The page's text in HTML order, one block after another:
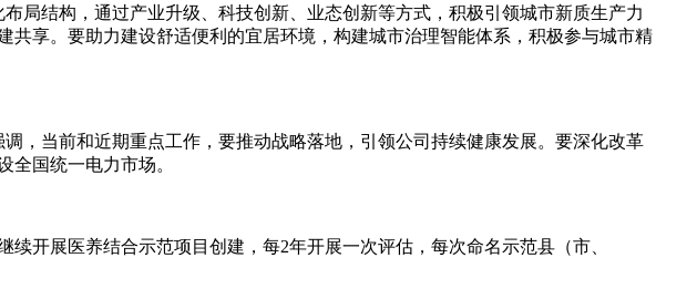
局结构，通过产业升级、科技创新、业态创新等方式，积极引领城市新质生产力
享。要助力建设舒适便利的宜居环境，构建城市治理智能体系，积极参与城市精
，当前和近期重点工作，要推动战略落地，引领公司持续健康发展。要深化改革
国统一电力市场。
开展医养结合示范项目创建，每2年开展一次评估，每次命名示范县（市、